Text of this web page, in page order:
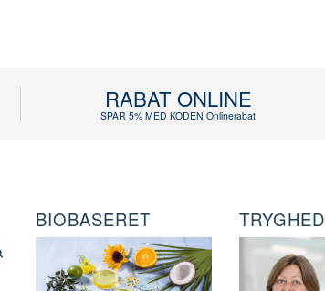
RABAT ONLINE
SPAR 5% MED KODEN Onlinerabat
BIOBASERET TRYGHED